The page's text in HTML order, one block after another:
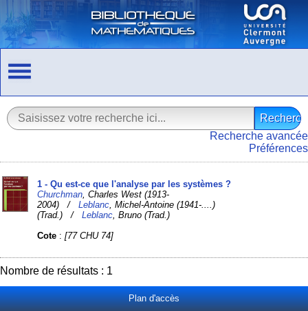
Recherche avancée
Préférences
1 - Qu est-ce que l'analyse par les systèmes ?
Churchman , Charles West (1913-
2004) /Leblanc , Michel-Antoine (1941-....)
(Trad.) /Leblanc , Bruno (Trad.)
Cote :[77 CHU 74]
Nombre de résultats : 1
Plan d'accès